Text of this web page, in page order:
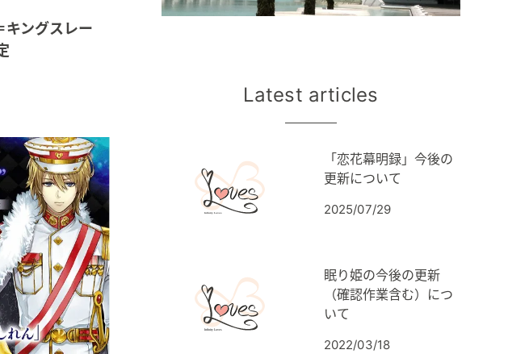
キングスレー
Latest articles
「恋花幕明録」今後の
更新について
2025/07/29
眠り姫の今後の更新
（確認作業含む）につ
いて
2022/03/18